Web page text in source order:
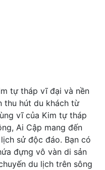
tự tháp vĩ đại và nền
thu hút du khách từ
vĩ của Kim tự tháp
Ai Cập mang đến
sử độc đáo. Bạn có
đựng vô vàn di sản
du lịch trên sông